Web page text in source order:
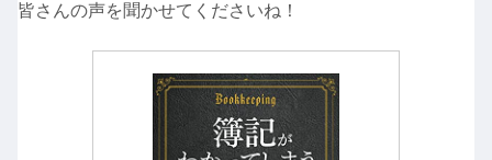
皆さんの声を聞かせてくださいね！